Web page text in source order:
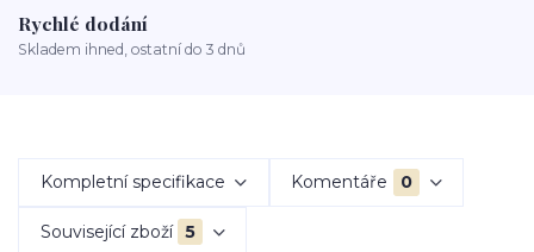
Rychlé dodání
Skladem ihned, ostatní do 3 dnů
Kompletní specifikace Komentáře 0
Související zboží 5